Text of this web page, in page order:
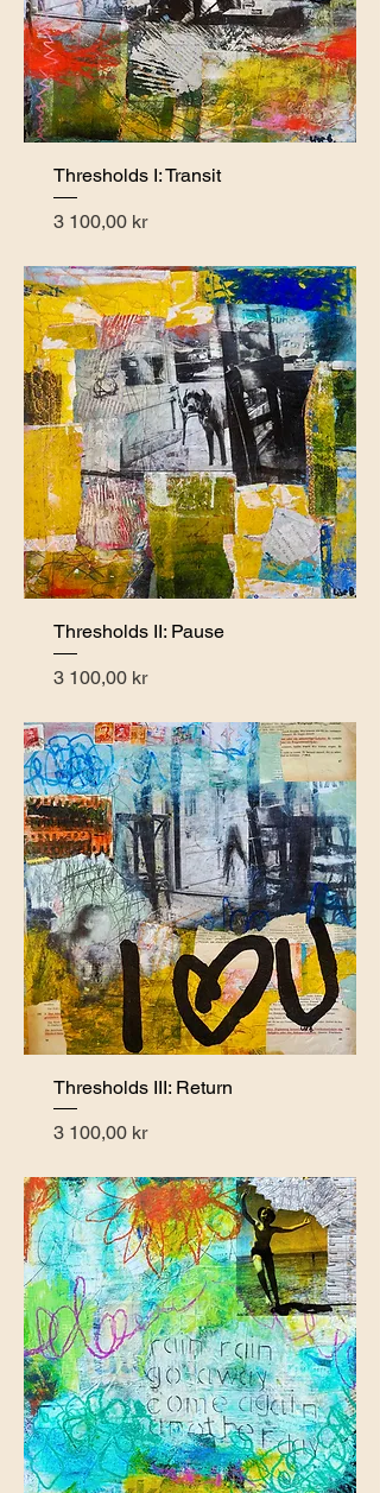
Thresholds I: Transit
Pris
3 100,00 kr
Thresholds II: Pause
Pris
3 100,00 kr
Thresholds III: Return
Pris
3 100,00 kr